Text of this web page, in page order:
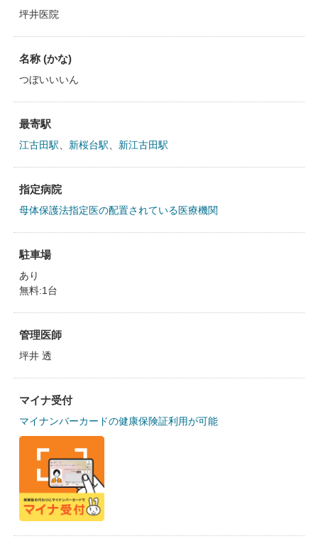
坪井医院
名称 (かな)
つぼいいいん
最寄駅
江古田駅 新桜台駅 新江古田駅
指定病院
母体保護法指定医の配置されている医療機関
駐車場
あり
無料:1台
管理医師
坪井 透
マイナ受付
マイナンバーカードの健康保険証利用が可能